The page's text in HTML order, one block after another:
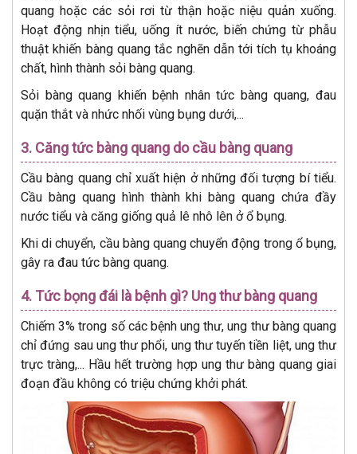
quang hoặc các sỏi rơi từ thận hoặc niệu quản xuống.
Hoạt động nhịn tiểu, uống ít nước, biến chứng từ phẫu
thuật khiến bàng quang tắc nghẽn dẫn tới tích tụ khoáng
chất, hình thành sỏi bàng quang.
Sỏi bàng quang khiến bệnh nhân tức bàng quang, đau
quặn thắt và nhức nhối vùng bụng dưới,...
3. Căng tức bàng quang do cầu bàng quang
Cầu bàng quang chỉ xuất hiện ở những đối tượng bí tiểu.
Cầu bàng quang hình thành khi bàng quang chứa đầy
nước tiểu và căng giống quả lê nhô lên ở ổ bụng.
Khi di chuyển, cầu bàng quang chuyển động trong ổ bụng,
gây ra đau tức bàng quang.
4. Tức bọng đái là bệnh gì? Ung thư bàng quang
Chiếm 3% trong số các bệnh ung thư, ung thư bàng quang
chỉ đứng sau ung thư phổi, ung thư tuyến tiền liệt, ung thư
trực tràng,... Hầu hết trường hợp ung thư bàng quang giai
đoạn đầu không có triệu chứng khởi phát.